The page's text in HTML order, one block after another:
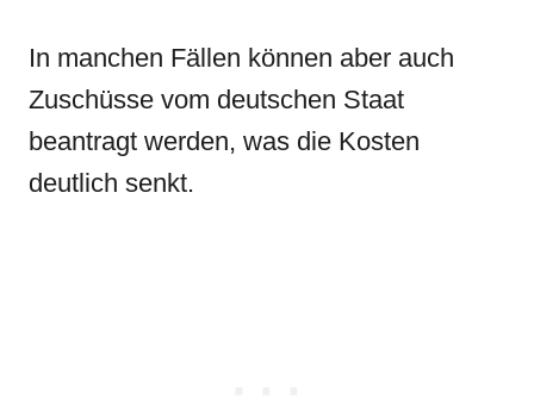
In manchen Fällen können aber auch
Zuschüsse vom deutschen Staat
beantragt werden, was die Kosten
deutlich senkt.